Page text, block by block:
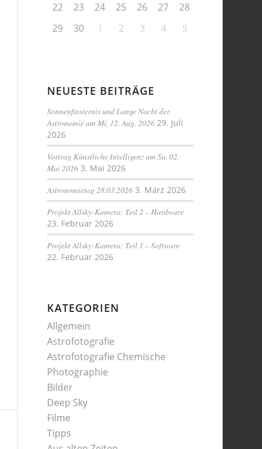
22
23 24 25 26 27
28
29
30 1 2 3 4 5
NEUESTE BEITRÄGE
Sonnenfinsternis und Lange Nacht der
Astronomie am Mi, 12. Aug. 2026 29. Juli
2026
Vortrag Künstliche Intelligenz am Sa. 02.
Mai 2026 3. Mai 2026
Astronomietag 28.03.2026 3. März 2026
Projekt Allsky-Kamera: Teil 2 – Hardware
23. Februar 2026
Projekt Allsky-Kamera: Teil 1 – Software
22. Februar 2026
KATEGORIEN
Allgemein
Astrofotografie
Astrofotografie Chemische
Photographie
Bilder
Deep Sky
Filme
Tipps